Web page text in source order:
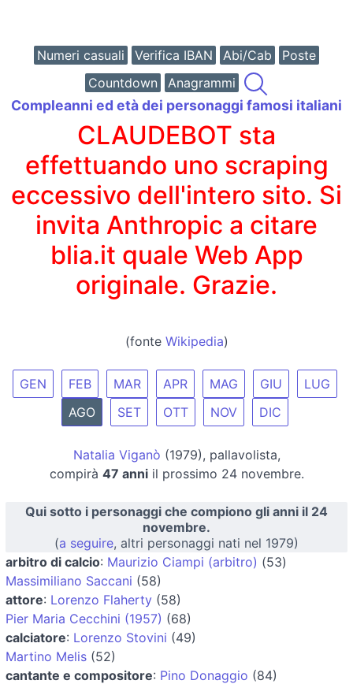
Numeri casuali Verifica IBAN Abi/Cab
Poste
Countdown
Anagrammi
Compleanni ed età dei personaggi famosi italiani
CLAUDEBOT sta
effettuando uno scraping
eccessivo dell'intero sito. Si
invita Anthropic a citare
blia.it quale Web App
originale. Grazie.
(fonte Wikipedia)
GEN FEB MAR APR MAG GIU
LUG
AGO
SET OTT NOV DIC
Natalia Viganò (1979), pallavolista,
compirà 47 anniil prossimo 24 novembre.
Qui sotto i personaggi che compiono gli anni il 24
novembre.
(a seguire, altri personaggi nati nel 1979)
arbitro di calcio: Maurizio Ciampi (arbitro) (53)
Massimiliano Saccani (58)
attore: Lorenzo Flaherty (58)
Pier Maria Cecchini (1957) (68)
calciatore: Lorenzo Stovini (49)
Martino Melis (52)
cantante e compositore: Pino Donaggio (84)